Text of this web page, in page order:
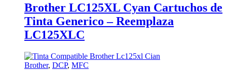
Brother LC125XL Cyan Cartuchos de
Tinta Generico – Reemplaza
LC125XLC
Brother, DCP, MFC